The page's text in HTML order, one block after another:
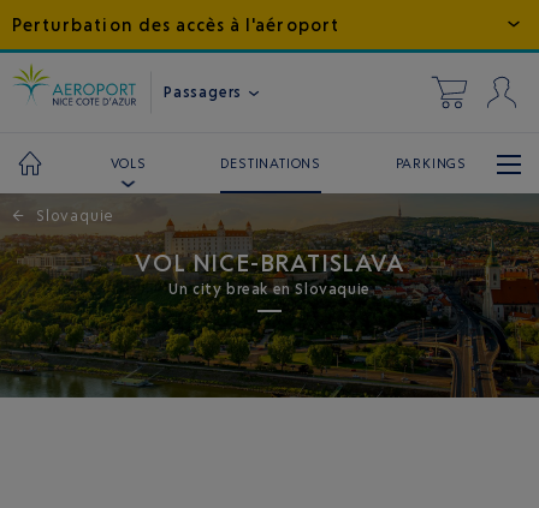
Perturbation des accès à l'aéroport
Passagers
VOLS DESTINATIONS PARKINGS
← Slovaquie
VOL NICE-BRATISLAVA
Un city break en Slovaquie